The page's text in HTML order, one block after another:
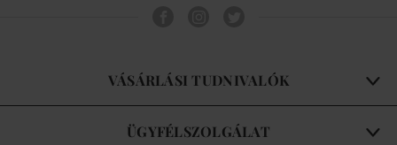
VÁSÁRLÁSI TUDNIVALÓK
ÜGYFÉLSZOLGÁLAT